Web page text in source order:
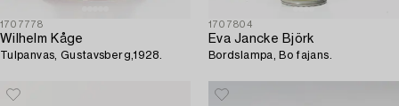
1707778
Wilhelm Kåge
Tulpanvas, Gustavsberg,1928.
1707804
Eva Jancke Björk
Bordslampa, Bo fajans.